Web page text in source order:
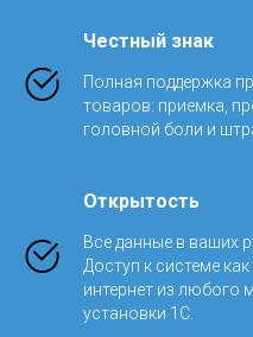
Честный знак
Полная поддержка
товаров: приемка,
головной боли и
Открытость
Все данные в ваших
Доступ к системе
интернет из любого
установки 1С.